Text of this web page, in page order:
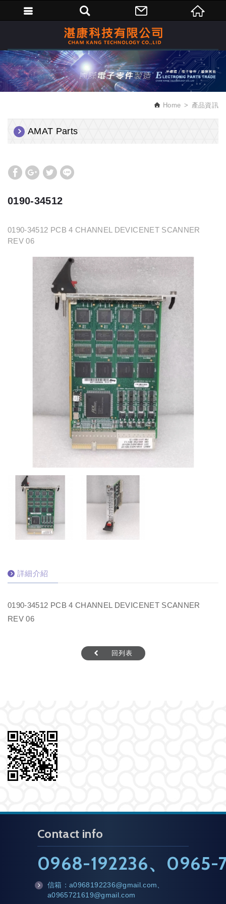
Home 產品資訊
AMAT Parts
0190-34512
0190-34512 PCB 4 CHANNEL DEVICENET SCANNER
REV 06
詳細介紹
0190-34512 PCB 4 CHANNEL DEVICENET SCANNER
REV 06
回列表
Contact info
0968-192236、 0965-
信箱：a0968192236@gmail.com、
a0965721619@gmail.com
繁體中文